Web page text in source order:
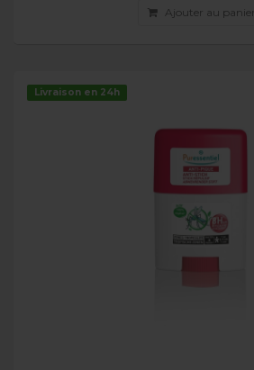
Ajouter au panier
Livraison en 24h